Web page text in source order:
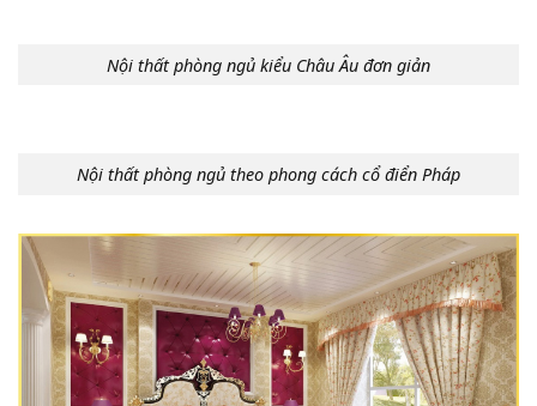
Nội thất phòng ngủ kiểu Châu Âu đơn giản
Nội thất phòng ngủ theo phong cách cổ điển Pháp